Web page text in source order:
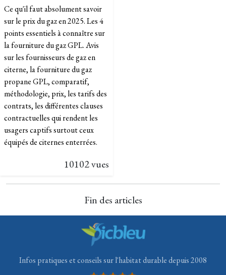
Ce qu'il faut absolument savoir
sur le prix du gaz en 2025. Les 4
points essentiels à connaître sur
la fourniture du gaz GPL. Avis
sur les fournisseurs de gaz en
citerne, la fourniture du gaz
propane GPL, comparatif,
méthodologie, prix, les tarifs des
contrats, les différentes clauses
contractuelles qui rendent les
usagers captifs surtout ceux
équipés de citernes enterrées.
10102 vues
Fin des articles
Infos pratiques et conseils sur l'habitat durable depuis 2008